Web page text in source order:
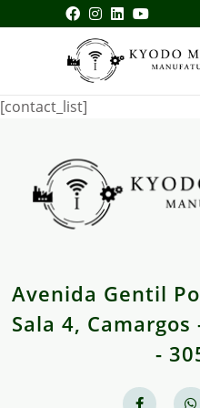
[contact_list]
Avenida Gentil
Sala 4,
-